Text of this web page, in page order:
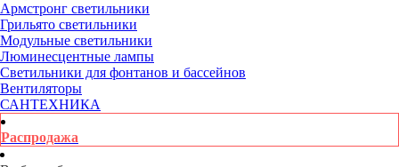
Армстронг светильники
Грильято светильники
Модульные светильники
Люминесцентные лампы
Светильники для фонтанов и бассейнов
Вентиляторы
САНТЕХНИКА
Распродажа